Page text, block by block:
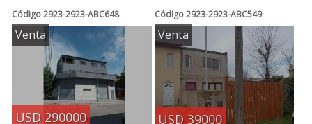
Código2923-2923-ABC648
Venta
USD 290000
Código2923-2923-ABC549
Venta
USD 39000